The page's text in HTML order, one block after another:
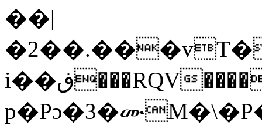
��|
i��ڧ���RQV����0������+�<��E�dZ���u����f.%,԰D�> ?